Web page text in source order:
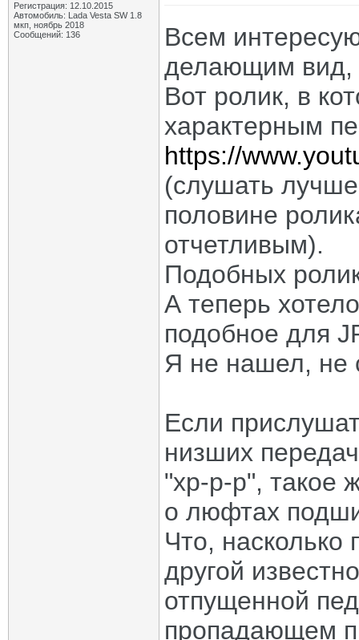
Регистрация: 12.10.2015
Автомобиль: Lada Vesta SW 1.8
мкп, ноябрь 2018
Сообщений: 136
Всем
делающим вид,
Вот ролик, в
характерным
https://
(слушать
половине
отчетливым).
Подобных
А теперь
подобное для
Я не нашел, не
Если
низших
"хр-р-р", такое
о люфтах
Что,
другой
отпущенной
пропадающем